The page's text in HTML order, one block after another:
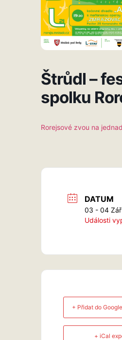
Štrůdl –
spolku
Rorejsové zvou na
DATUM
03 - 04 Zář
Události
+ Přidat do
+ iCal